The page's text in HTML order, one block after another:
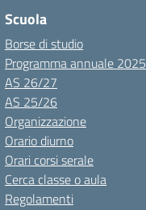
Scuola
Borse di studio
Programma annuale 2025
AS 26/27
AS 25/26
Organizzazione
Orario diurno
Orari corsi serale
Cerca classe o aula
Regolamenti